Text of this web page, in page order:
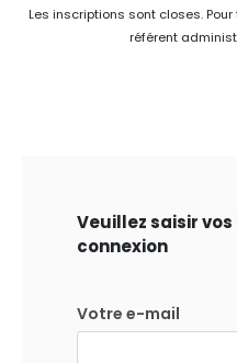
Les inscriptions sont closes.
référent
Veuillez saisir
connexion
Votre e-mail